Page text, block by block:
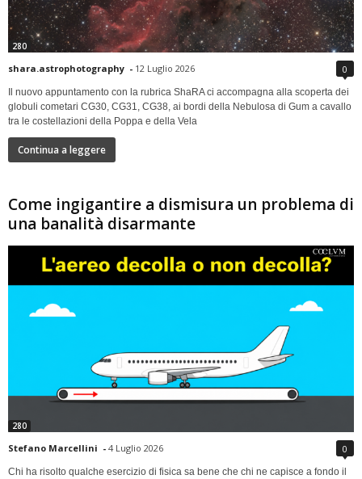
280
shara.astrophotography - 12 Luglio 2026 0
Il nuovo appuntamento con la rubrica ShaRA ci accompagna alla scoperta dei
globuli cometari CG30, CG31, CG38, ai bordi della Nebulosa di Gum a cavallo
tra le costellazioni della Poppa e della Vela
Continua a leggere
Come ingigantire a dismisura un problema di
una banalità disarmante
280
Stefano Marcellini - 4 Luglio 2026 0
Chi ha risolto qualche esercizio di fisica sa bene che chi ne capisce a fondo il